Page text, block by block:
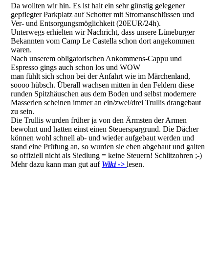
Da wollten wir hin. Es ist halt ein sehr günstig gelegener
gepflegter Parkplatz auf Schotter mit Stromanschlüssen und
Ver- und Entsorgungsmöglichkeit (20EUR/24h).
Unterwegs erhielten wir Nachricht, dass unsere Lüneburger
Bekannten vom Camp Le Castella schon dort angekommen
waren.
Nach unserem obligatorischen Ankommens-Cappu und
Espresso gings auch schon los und WOW
man fühlt sich schon bei der Anfahrt wie im Märchenland,
soooo hübsch. Überall wachsen mitten in den Feldern diese
runden Spitzhäuschen aus dem Boden und selbst modernere
Masserien scheinen immer an ein/zwei/drei Trullis drangebaut
zu sein.
Die Trullis wurden früher ja von den Ärmsten der Armen
bewohnt und hatten einst einen Steuerspargrund. Die Dächer
können wohl schnell ab- und wieder aufgebaut werden und
stand eine Prüfung an, so wurden sie eben abgebaut und galten
so offiziell nicht als Siedlung = keine Steuern! Schlitzohren ;-)
Mehr dazu kann man gut auf Wiki -> lesen.